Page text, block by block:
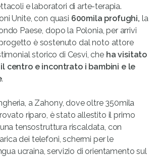
e laboratori di arte-terapia.
Unite, con quasi 600mila profughi, la
Paese, dopo la Polonia, per arrivi
è sostenuto dal noto attore
storico di Cesvi, che ha visitato
centro e incontrato i bambini e le
.
a Zahony, dove oltre 350mila
riparo, è stato allestito il primo
tensostruttura riscaldata, con
dei telefoni, schermi per le
ucraina, servizio di orientamento sul